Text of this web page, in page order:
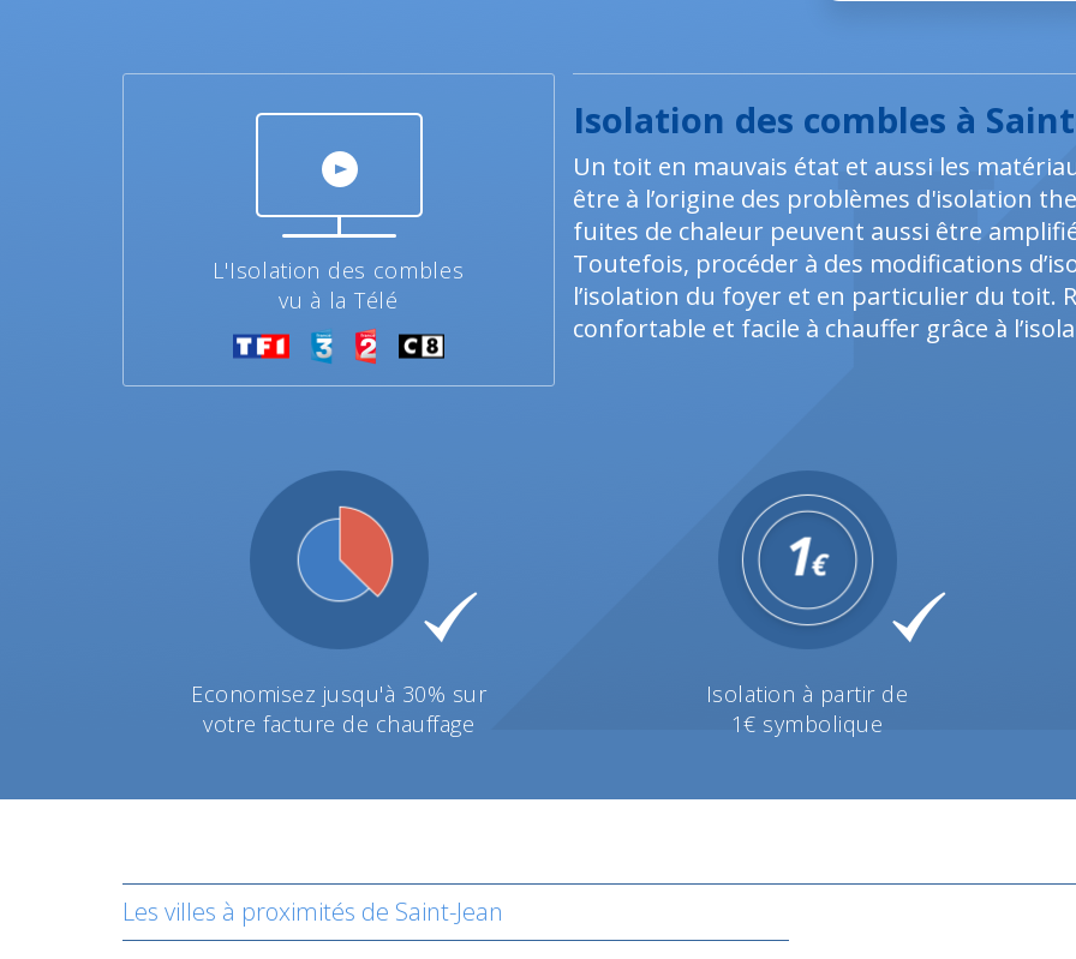
L'Isolation des combles
vu à la Télé
Isolation des combles à
Un toit en mauvais état et aussi les
être à l’origine des problèmes d'isolation
fuites de chaleur peuvent aussi être
Toutefois, procéder à des modifications
l’isolation du foyer et en particulier du toit.
confortable et facile à chauffer grâce à
Economisez jusqu'à 30% sur
votre facture de chauffage
Isolation à partir de
1€ symbolique
Les villes à proximités de Saint-Jean